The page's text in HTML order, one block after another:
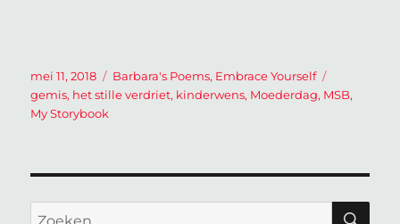
Geplaatst
op
mei 11, 2018 Categorieën
Barbara's Poems, Embrace Yourself
gemis, het stille verdriet, kinderwens, Moederdag, MSB,
My Storybook
Zoeken